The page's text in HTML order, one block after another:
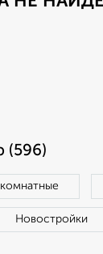
(596)
Новостройки